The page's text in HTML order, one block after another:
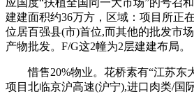
建建面积约36万方，区域：项目所正
位居百强县(市)首位,而其他的批发市
产物批发。F/G这2幢为2层建建布局。
惜售20%物业。花桥素有“江苏东
项目北临京沪高速(沪宁),进口肉类/国